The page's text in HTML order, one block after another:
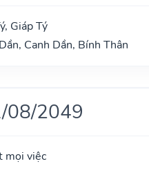
Giáp Tý
Canh Dần, Bính Thân
08/2049
mọi việc